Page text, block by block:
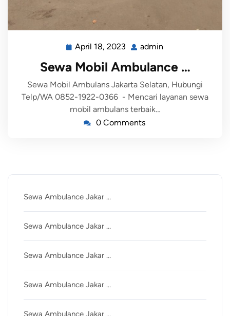
April 18, 2023 admin
Sewa Mobil Ambulance …
Sewa Mobil Ambulans Jakarta Selatan, Hubungi
Telp/WA 0852-1922-0366 - Mencari layanan sewa
mobil ambulans terbaik…
0 Comments
Sewa Ambulance Jakar …
Sewa Ambulance Jakar …
Sewa Ambulance Jakar …
Sewa Ambulance Jakar …
Sewa Ambulance Jakar …